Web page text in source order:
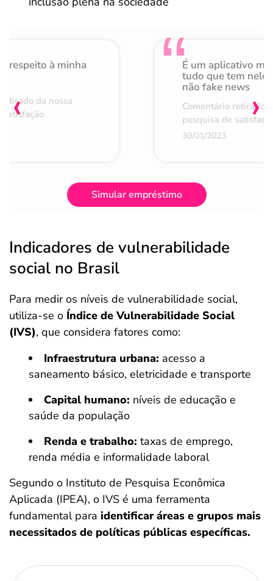
respeito à minha
da nossa
É um aplicativo
tudo que tem nele
não fake news
Comentário retirado
pesquisa de
30/01/2023
‹ ›
Simular empréstimo
Indicadores de vulnerabilidade
social no Brasil
Para medir os níveis de vulnerabilidade social,
utiliza-se o Índice de Vulnerabilidade Social
(IVS), que considera fatores como:
Infraestrutura urbana: acesso a
saneamento básico, eletricidade e transporte
Capital humano: níveis de educação e
saúde da população
Renda e trabalho: taxas de emprego,
renda média e informalidade laboral
Segundo o Instituto de Pesquisa Econômica
Aplicada (IPEA), o IVS é uma ferramenta
fundamental para identificar áreas e grupos mais
necessitados de políticas públicas específicas.